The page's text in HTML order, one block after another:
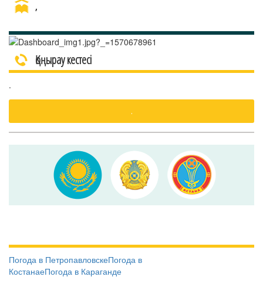
,
Қоңырау кестесі
.
.
Погода в ПетропавловскеПогода в
КостанаеПогода в Караганде